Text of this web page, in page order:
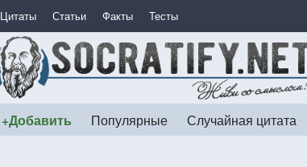
Цитаты Статьи Факты Тесты
+Добавить Популярные Случайная цитата